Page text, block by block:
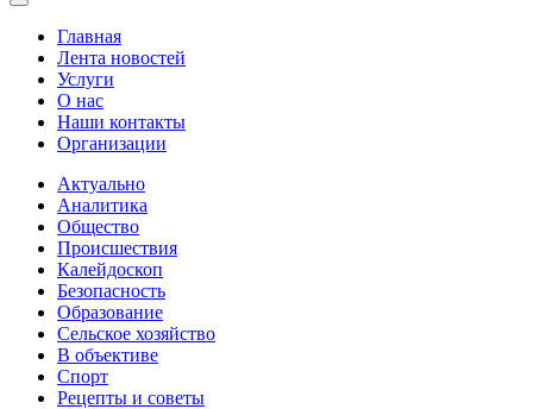
Главная
Лента новостей
Услуги
О нас
Наши контакты
Организации
Актуально
Аналитика
Общество
Происшествия
Калейдоскоп
Безопасность
Образование
Сельское хозяйство
В объективе
Спорт
Рецепты и советы